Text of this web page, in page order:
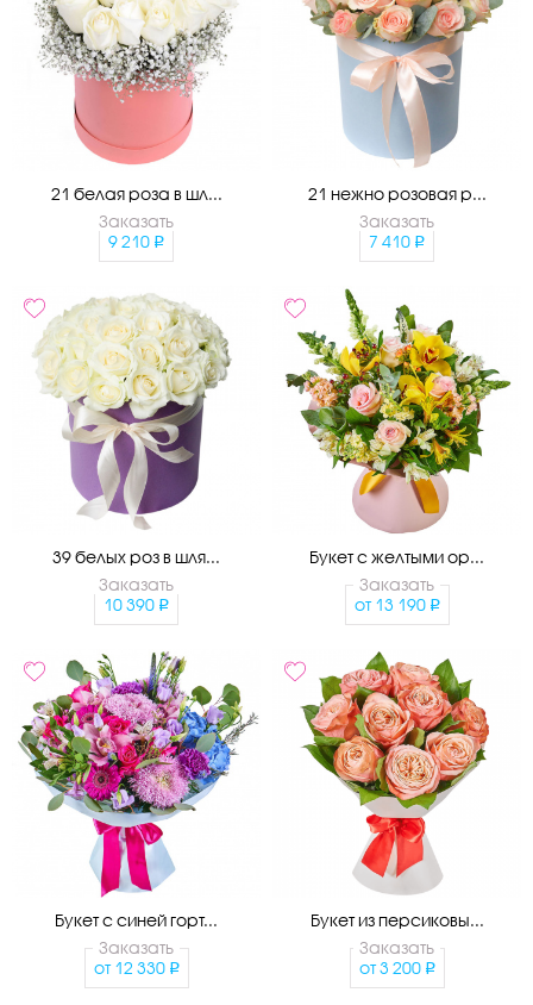
21 белая роза в шл...
Заказать
9 210
21 нежно розовая р...
Заказать
7 410
39 белых роз в шля...
Заказать
10 390
Букет с желтыми ор...
Заказать
от 13 190
Букет с синей горт...
Заказать
от 12 330
Букет из персиковы...
Заказать
от 3 200